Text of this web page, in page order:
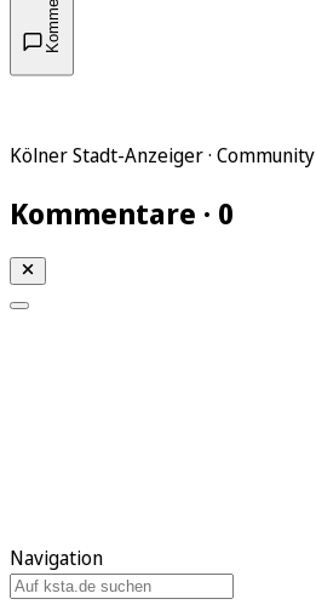
Kölner Stadt-Anzeiger · Community
Kommentare · 0
Navigation